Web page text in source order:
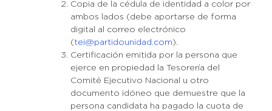
Copia de la cédula de identidad a color por
ambos lados (debe aportarse de forma
digital al correo electrónico
(tei@partidounidad.com).
Certificación emitida por la persona que
ejerce en propiedad la Tesorería del
Comité Ejecutivo Nacional u otro
documento idóneo que demuestre que la
persona candidata ha pagado la cuota de